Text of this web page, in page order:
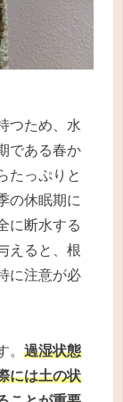
つため、水
である春か
たっぷりと
の休眠期に
に断水する
えると、根
に注意が必
。 過湿状態
には土の状